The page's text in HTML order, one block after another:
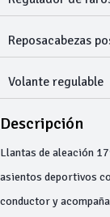
Reposacabezas
Volante regulable
Descripción
Llantas de aleación
asientos deportivos
conductor y